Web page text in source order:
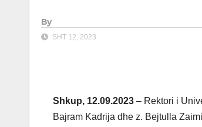
By
SHT 12, 2023
Shkup, 12.09.2023 – Rektori i
Bajram Kadrija dhe z. Bejtulla